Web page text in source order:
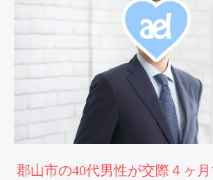
郡山市の40代男性が交際４ヶ